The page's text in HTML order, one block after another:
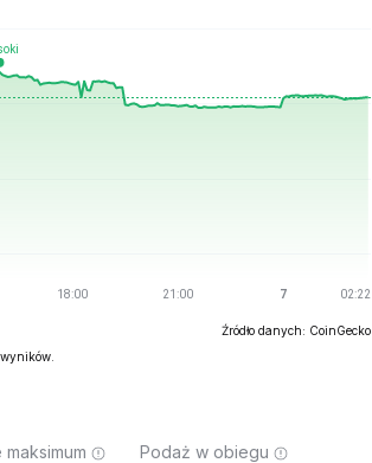
Źródło danych: CoinGecko
Podaż w obiegu